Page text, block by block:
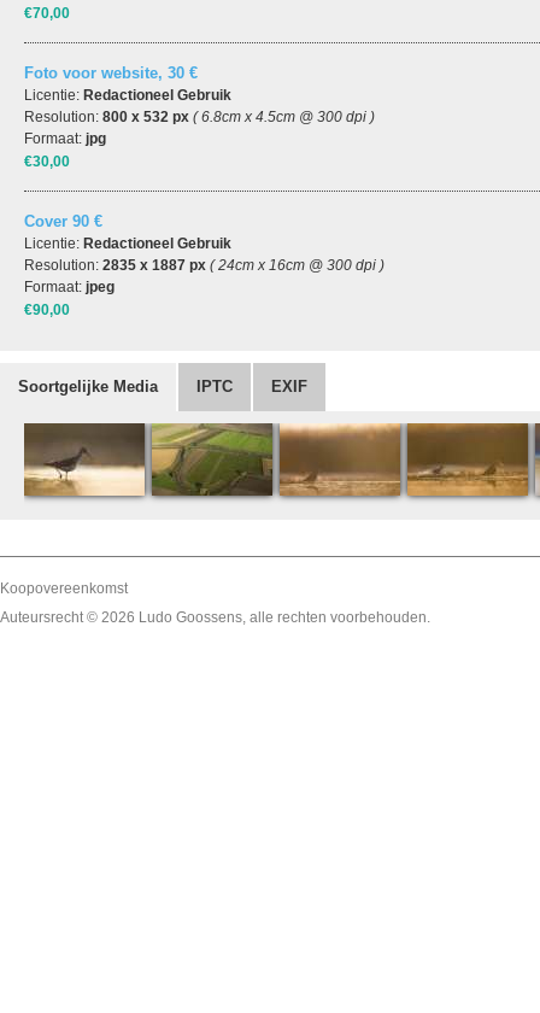
€70,00
Foto voor website, 30 €
Licentie: Redactioneel Gebruik
Resolution: 800 x 532 px ( 6.8cm x 4.5cm @ 300 dpi )
Formaat: jpg
€30,00
Cover 90 €
Licentie: Redactioneel Gebruik
Resolution: 2835 x 1887 px ( 24cm x 16cm @ 300 dpi )
Formaat: jpeg
€90,00
Soortgelijke Media IPTC EXIF
Koopovereenkomst
Auteursrecht © 2026 Ludo Goossens, alle rechten voorbehouden.